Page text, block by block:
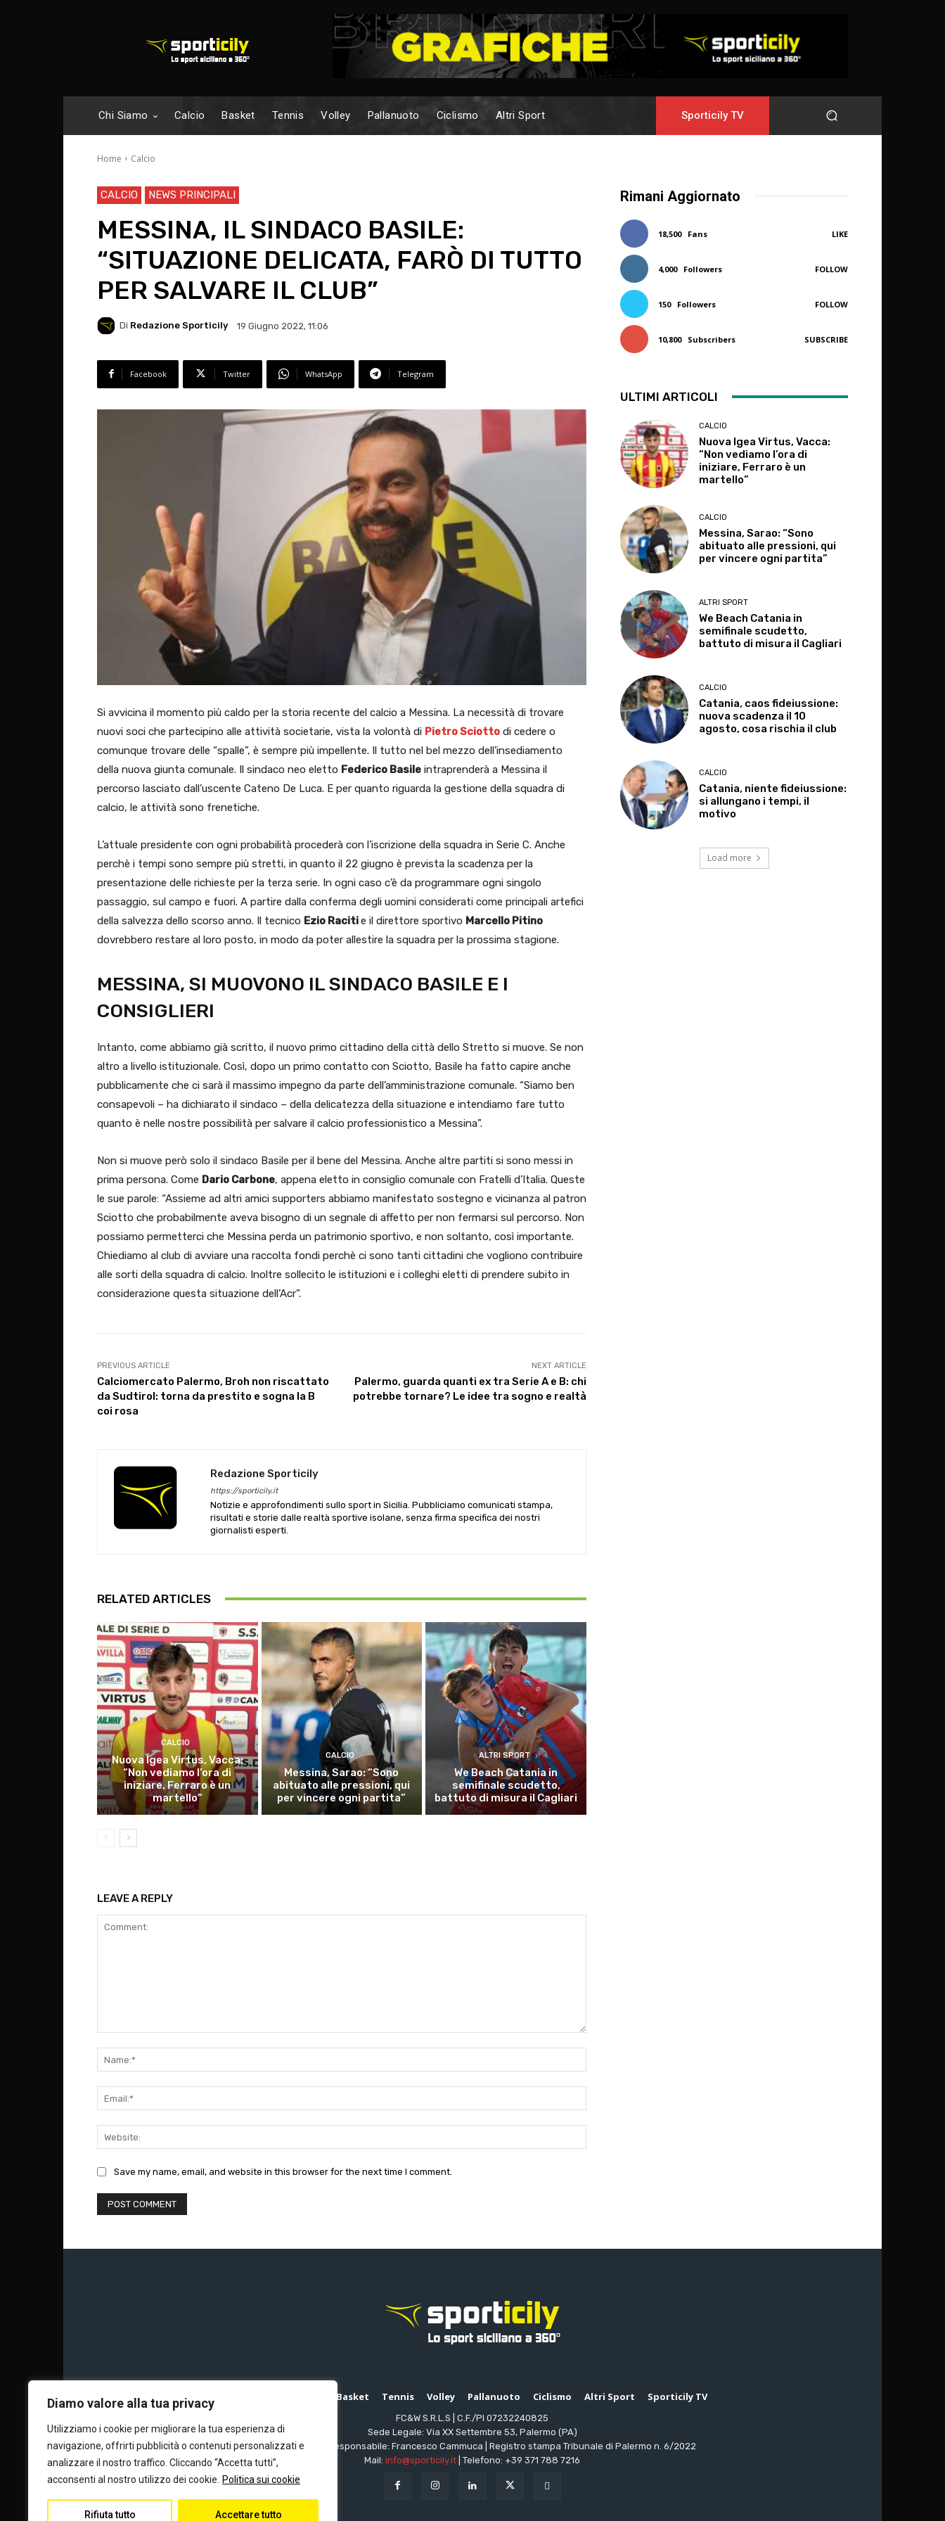
Diamo valore alla tua privacy
Utilizziamo i cookie per migliorare la tua esperienza di
navigazione, offrirti pubblicità o contenuti personalizzati e
analizzare il nostro traffico. Cliccando “Accetta tutti”,
acconsenti al nostro utilizzo dei cookie.
Politica sui cookie
Rifiuta tutto Accettare tutto
Chi Siamo Calcio Basket Tennis Volley Pallanuoto Ciclismo Altri Sport Sporticily TV
Home Calcio
CALCIO NEWS PRINCIPALI
MESSINA, IL SINDACO BASILE:
“SITUAZIONE DELICATA, FARÒ DI TUTTO
PER SALVARE IL CLUB”
Di Redazione Sporticily 19 Giugno 2022, 11:06
Facebook Twitter WhatsApp Telegram
Si avvicina il momento più caldo per la storia recente del calcio a Messina. La necessità di trovare
nuovi soci che partecipino alle attività societarie, vista la volontà di Pietro Sciotto di cedere o
comunque trovare delle “spalle”, è sempre più impellente. Il tutto nel bel mezzo dell’insediamento
della nuova giunta comunale. Il sindaco neo eletto Federico Basile intraprenderà a Messina il
percorso lasciato dall’uscente Cateno De Luca. E per quanto riguarda la gestione della squadra di
calcio, le attività sono frenetiche.
L’attuale presidente con ogni probabilità procederà con l’iscrizione della squadra in Serie C. Anche
perchè i tempi sono sempre più stretti, in quanto il 22 giugno è prevista la scadenza per la
presentazione delle richieste per la terza serie. In ogni caso c’è da programmare ogni singolo
passaggio, sul campo e fuori. A partire dalla conferma degli uomini considerati come principali artefici
della salvezza dello scorso anno. Il tecnico Ezio Racitie il direttore sportivo Marcello Pitino
dovrebbero restare al loro posto, in modo da poter allestire la squadra per la prossima stagione.
MESSINA, SI MUOVONO IL SINDACO BASILE E I
CONSIGLIERI
Intanto, come abbiamo già scritto, il nuovo primo cittadino della città dello Stretto si muove. Se non
altro a livello istituzionale. Così, dopo un primo contatto con Sciotto, Basile ha fatto capire anche
pubblicamente che ci sarà il massimo impegno da parte dell’amministrazione comunale. “Siamo ben
consapevoli – ha dichiarato il sindaco – della delicatezza della situazione e intendiamo fare tutto
quanto è nelle nostre possibilità per salvare il calcio professionistico a Messina”.
Non si muove però solo il sindaco Basile per il bene del Messina. Anche altre partiti si sono messi in
prima persona. Come Dario Carbone, appena eletto in consiglio comunale con Fratelli d’Italia. Queste
le sue parole: “Assieme ad altri amici supporters abbiamo manifestato sostegno e vicinanza al patron
Sciotto che probabilmente aveva bisogno di un segnale di affetto per non fermarsi sul percorso. Non
possiamo permetterci che Messina perda un patrimonio sportivo, e non soltanto, così importante.
Chiediamo al club di avviare una raccolta fondi perchè ci sono tanti cittadini che vogliono contribuire
alle sorti della squadra di calcio. Inoltre sollecito le istituzioni e i colleghi eletti di prendere subito in
considerazione questa situazione dell’Acr”.
PREVIOUS ARTICLE
Calciomercato Palermo, Broh non riscattato
da Sudtirol: torna da prestito e sogna la B
coi rosa
NEXT ARTICLE
Palermo, guarda quanti ex tra Serie A e B: chi
potrebbe tornare? Le idee tra sogno e realtà
Redazione Sporticily
https://sporticily.it
Notizie e approfondimenti sullo sport in Sicilia. Pubbliciamo comunicati stampa,
risultati e storie dalle realtà sportive isolane, senza firma specifica dei nostri
giornalisti esperti.
RELATED ARTICLES
CALCIO
Nuova Igea Virtus, Vacca:
“Non vediamo l’ora di
iniziare, Ferraro è un
martello”
CALCIO
Messina, Sarao: “Sono
abituato alle pressioni, qui
per vincere ogni partita”
ALTRI SPORT
We Beach Catania in
semifinale scudetto,
battuto di misura il Cagliari
LEAVE A REPLY
Save my name, email, and website in this browser for the next time I comment.
Rimani Aggiornato
18,500 Fans LIKE
4,000 Followers FOLLOW
150 Followers FOLLOW
10,800 Subscribers SUBSCRIBE
ULTIMI ARTICOLI
CALCIO
Nuova Igea Virtus, Vacca:
“Non vediamo l’ora di
iniziare, Ferraro è un
martello”
CALCIO
Messina, Sarao: “Sono
abituato alle pressioni, qui
per vincere ogni partita”
ALTRI SPORT
We Beach Catania in
semifinale scudetto,
battuto di misura il Cagliari
CALCIO
Catania, caos fideiussione:
nuova scadenza il 10
agosto, cosa rischia il club
CALCIO
Catania, niente fideiussione:
si allungano i tempi, il
motivo
Load more
Basket Tennis Volley Pallanuoto Ciclismo Altri Sport Sporticily TV
FC&W S.R.L.S | C.F./PI 07232240825
Sede Legale: Via XX Settembre 53, Palermo (PA)
Editore e direttore responsabile: Francesco Cammuca | Registro stampa Tribunale di Palermo n. 6/2022
Mail:info@sporticily.it | Telefono:+39 371 788 7216